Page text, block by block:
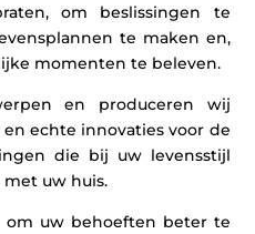
om beslissingen te
te maken en,
momenten te beleven.
en produceren wij
echte innovaties voor de
die bij uw levensstijl
uw huis.
uw behoeften beter te